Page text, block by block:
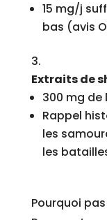
15 mg/j
bas (avis
Extraits de
300 mg de
Rappel
les
les
Pourquoi